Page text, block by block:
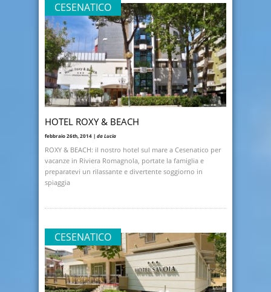
CESENATICO
HOTEL ROXY & BEACH
febbraio 26th, 2014 | da Lucia
ROXY & BEACH: il nostro hotel sul mare a Cesenatico per
vacanze in Riviera Romagnola, portate la famiglia e
preparatevi un rilassante e divertente soggiorno in
spiaggia
CESENATICO